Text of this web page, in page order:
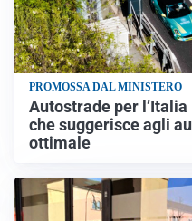
PROMOSSA DAL MINISTERO
Autostrade per
che suggerisce agli
ottimale